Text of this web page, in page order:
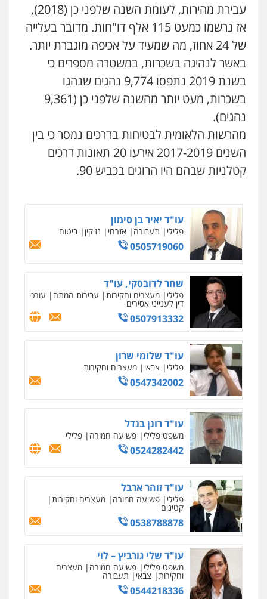
עבירת מהירות, לעומת השנה שלפני כן (2018),
אז נרשמו כמעט 115 אלף דו"חות. מדובר בעלייה
של 24 אחוז, מה שמעיד על אכיפה מוגברת יותר.
באשר לנהיגה בשכרות, במשטרה מספרים כי
בשנת 2019 נתפסו 9,774 נהגים שנהגו
בשכרות, מעט יותר מהשנה שלפני כן (9,361
נהגים).
מהרשות הלאומית לבטיחות בדרכים נמסר כי בין
השנים 2017-2019 אירעו 20 תאונות דרכים
קטלניות שבהם היו הרוגים בכביש 90.
עו"ד שלי גורביץ – לוי
משפט פלילי פשיעה חמורה מעצרים
וחקירות צבאי תעבורה
0544218336
עורך דין תמיר אלטיט
פלילי תעבורה
עו"ד אריה פטר
לשעבר סגן מנהל המחלקה הפלילית
בפרקליטות המדינה
עו"ד יאיר בן סימון
פלילי תעבורה אזרחי נזיקין ביטוח
0505719060
שחר לדובסקי, עו"ד
פלילי מעצרים וחקירות עבירות המתה עורכי
דין לענייני אסירים
0507913332
עו"ד שלומי שרון
פלילי צבאי מעצרים וחקירות
0547342002
עו"ד רונן בנדל
משפט פלילי פשיעה חמורה פלילי
0524282442
עו"ד זוהר ארבל
פלילי פשיעה חמורה מעצרים וחקירות
קטינים
0538788878
עו"ד שלי גורביץ – לוי
משפט פלילי פשיעה חמורה מעצרים
וחקירות צבאי תעבורה
0544218336
0504578527
רונן הלל – מוניטין
0522508109
לעורכי דין
0544500346
מאיה בלום, עו"ס, טיפול ושיקום
לעורכי דין
0504062539